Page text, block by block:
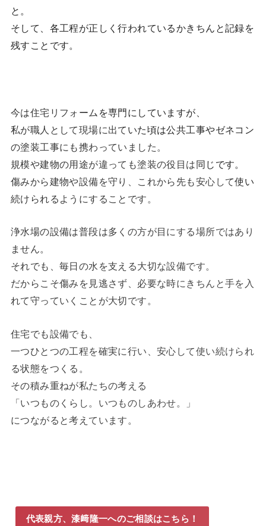
と。
そして、各工程が正しく行われているかきちんと記録を
残すことです。
今は住宅リフォームを専門にしていますが、
私が職人として現場に出ていた頃は公共工事やゼネコン
の塗装工事にも携わっていました。
規模や建物の用途が違っても塗装の役目は同じです。
傷みから建物や設備を守り、これから先も安心して使い
続けられるようにすることです。
浄水場の設備は普段は多くの方が目にする場所ではあり
ません。
それでも、毎日の水を支える大切な設備です。
だからこそ傷みを見逃さず、必要な時にきちんと手を入
れて守っていくことが大切です。
住宅でも設備でも、
一つひとつの工程を確実に行い、安心して使い続けられ
る状態をつくる。
その積み重ねが私たちの考える
「いつものくらし。いつものしあわせ。」
につながると考えています。
代表親方、漆﨑隆一へのご相談はこちら！